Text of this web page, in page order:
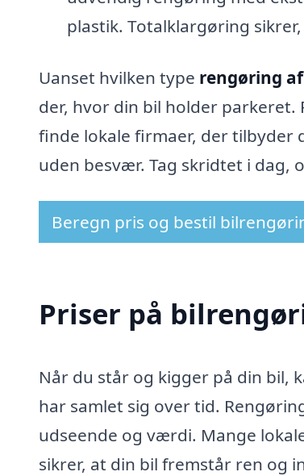
plastik. Totalklargøring
Uanset hvilken type rengøring
der, hvor din bil holder
finde lokale firmaer, der tilbyder
uden besvær. Tag skridtet i dag,
Beregn pris og bestil
Priser på
Når du står og kigger på din bil,
har samlet sig over tid.
udseende og værdi. Mange
sikrer, at din bil fremstår ren og